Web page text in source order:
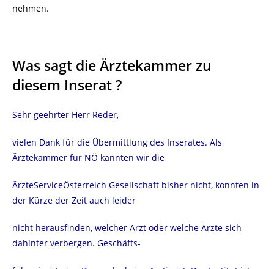
nehmen.
Was sagt die Ärztekammer zu
diesem Inserat ?
Sehr geehrter Herr Reder,
vielen Dank für die Übermittlung des Inserates. Als
Ärztekammer für NÖ kannten wir die
ÄrzteServiceÖsterreich Gesellschaft bisher nicht, konnten in
der Kürze der Zeit auch leider
nicht herausfinden, welcher Arzt oder welche Ärzte sich
dahinter verbergen. Geschäfts-